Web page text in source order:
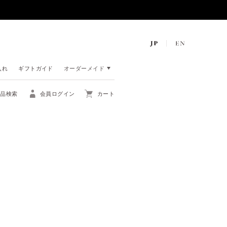
れ ギフトガイド オーダーメイド
検索 会員ログイン カート